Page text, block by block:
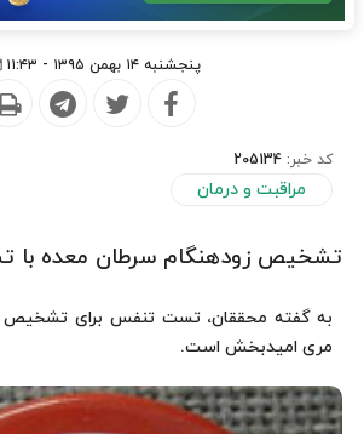
پنجشنبه ۱۴ بهمن ۱۳۹۵ - ۱۱:۴۳
کد خبر: 205134
مراقبت و درمان
تشخیص زودهنگام سرطان معده
به گفته محققان، تست تنفس برای
مری امیدبخش است.